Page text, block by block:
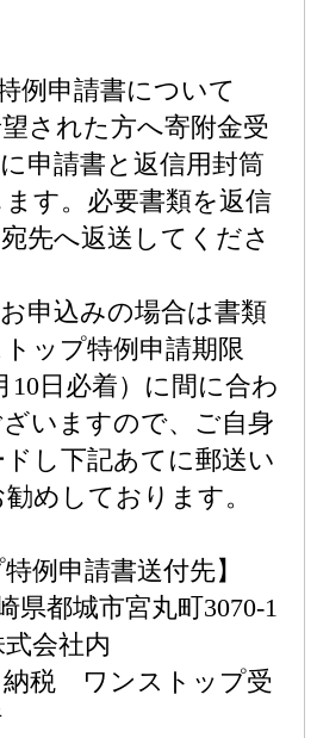
例申請書について
された方へ寄附金受
申請書と返信用封筒
す。必要書類を返信
先へ返送してくださ
申込みの場合は書類
ップ特例申請期限
10日必着）に間に合わ
いますので、ご自身
し下記あてに郵送い
めしております。
例申請書送付先】
県都城市宮丸町3070-1
会社内
納税 ワンストップ受